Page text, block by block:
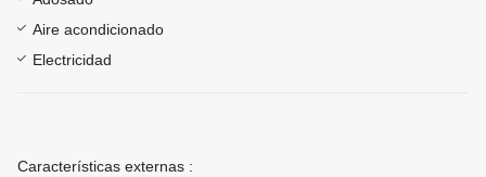
Aire acondicionado
Electricidad
Características externas :